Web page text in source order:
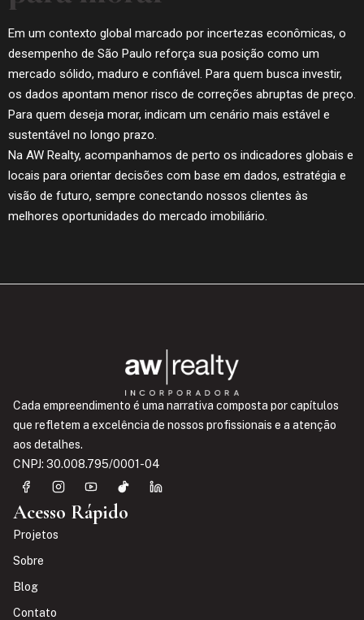
Em um contexto global marcado por incertezas econômicas, o
desempenho de São Paulo reforça sua posição como um
mercado sólido, maduro e confiável. Para quem busca investir,
os dados apontam menor risco de correções abruptas de preço.
Para quem deseja morar, indicam um cenário mais estável e
sustentável no longo prazo.
Na AW Realty, acompanhamos de perto os indicadores globais e
locais para orientar decisões com base em dados, estratégia e
visão de futuro, sempre conectando nossos clientes às
melhores oportunidades do mercado imobiliário.
Cada empreendimento é uma narrativa composta por capítulos
que refletem a excelência de nossos profissionais e a atenção
aos detalhes.
CNPJ: 30.008.795/0001-04
Acesso Rápido
Projetos
Sobre
Blog
Contato